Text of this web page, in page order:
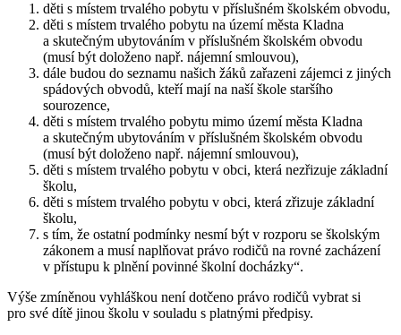
děti s místem trvalého pobytu v příslušném školském obvodu,
děti s místem trvalého pobytu na území města Kladna
a skutečným ubytováním v příslušném školském obvodu
(musí být doloženo např. nájemní smlouvou),
dále budou do seznamu našich žáků zařazeni zájemci z jiných
spádových obvodů, kteří mají na naší škole staršího
sourozence,
děti s místem trvalého pobytu mimo území města Kladna
a skutečným ubytováním v příslušném školském obvodu
(musí být doloženo např. nájemní smlouvou),
děti s místem trvalého pobytu v obci, která nezřizuje základní
školu,
děti s místem trvalého pobytu v obci, která zřizuje základní
školu,
s tím, že ostatní podmínky nesmí být v rozporu se školským
zákonem a musí naplňovat právo rodičů na rovné zacházení
v přístupu k plnění povinné školní docházky“.
Výše zmíněnou vyhláškou není dotčeno právo rodičů vybrat si
pro své dítě jinou školu v souladu s platnými předpisy.